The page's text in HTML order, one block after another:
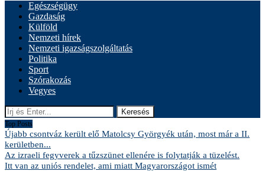
Egészségügy
Gazdaság
Külföld
Nemzeti hírek
Nemzeti igazságszolgáltatás
Politika
Sport
Szórakozás
Vegyes
Keresés
Top Posts
Újabb csontváz került elő Matolcsy Györgyék után, most már a II.
kerületben...
Az izraeli fegyverek a tűzszünet ellenére is folytatják a tüzelést.
Itt van az uniós rendelet, ami miatt Magyarországot ismét